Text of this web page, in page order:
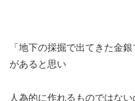
「地下の採掘で出てきた金
があると思い
人為的に作れるものではな